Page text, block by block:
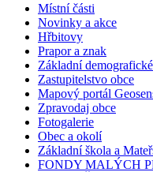
Místní části
Novinky a akce
Hřbitovy
Prapor a znak
Základní
Zastupitelstvo obce
Mapový portál
Zpravodaj obce
Fotogalerie
Obec a okolí
Základní škola a
FONDY MALÝCH